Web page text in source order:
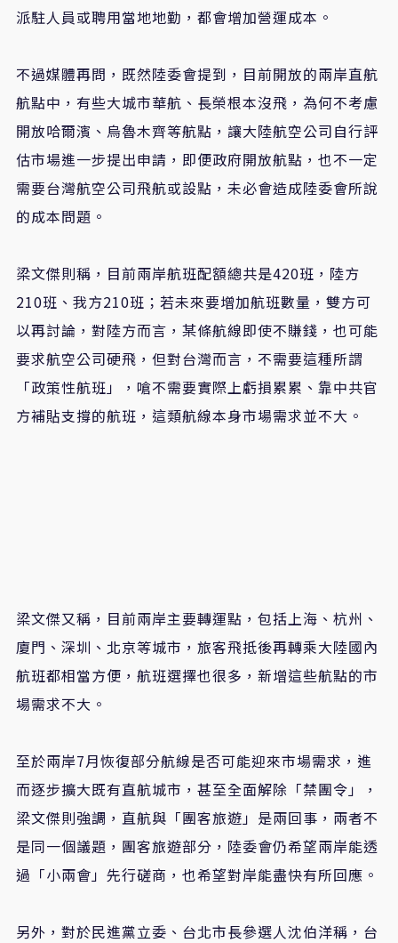
派駐人員或聘用當地地勤，都會增加營運成本。
不過媒體再問，既然陸委會提到，目前開放的兩岸直航
航點中，有些大城市華航、長榮根本沒飛，為何不考慮
開放哈爾濱、烏魯木齊等航點，讓大陸航空公司自行評
估市場進一步提出申請，即便政府開放航點，也不一定
需要台灣航空公司飛航或設點，未必會造成陸委會所說
的成本問題。
梁文傑則稱，目前兩岸航班配額總共是420班，陸方
210班、我方210班；若未來要增加航班數量，雙方可
以再討論，對陸方而言，某條航線即使不賺錢，也可能
要求航空公司硬飛，但對台灣而言，不需要這種所謂
「政策性航班」，嗆不需要實際上虧損累累、靠中共官
方補貼支撐的航班，這類航線本身市場需求並不大。
梁文傑又稱，目前兩岸主要轉運點，包括上海、杭州、
廈門、深圳、北京等城市，旅客飛抵後再轉乘大陸國內
航班都相當方便，航班選擇也很多，新增這些航點的市
場需求不大。
至於兩岸7月恢復部分航線是否可能迎來市場需求，進
而逐步擴大既有直航城市，甚至全面解除「禁團令」，
梁文傑則強調，直航與「團客旅遊」是兩回事，兩者不
是同一個議題，團客旅遊部分，陸委會仍希望兩岸能透
過「小兩會」先行磋商，也希望對岸能盡快有所回應。
另外，對於民進黨立委、台北市長參選人沈伯洋稱，台